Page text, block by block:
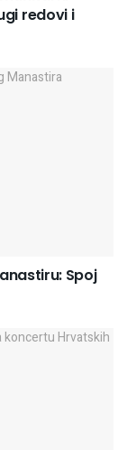
redovi i
Spoj